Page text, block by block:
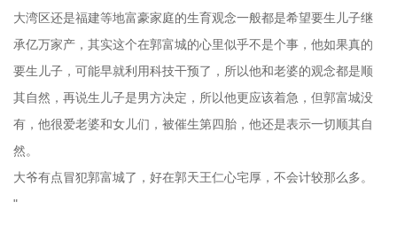
大湾区还是福建等地富豪家庭的生育观念一般都是希望要生儿子继
承亿万家产，其实这个在郭富城的心里似乎不是个事，他如果真的
要生儿子，可能早就利用科技干预了，所以他和老婆的观念都是顺
其自然，再说生儿子是男方决定，所以他更应该着急，但郭富城没
有，他很爱老婆和女儿们，被催生第四胎，他还是表示一切顺其自
然。
大爷有点冒犯郭富城了，好在郭天王仁心宅厚，不会计较那么多。
"